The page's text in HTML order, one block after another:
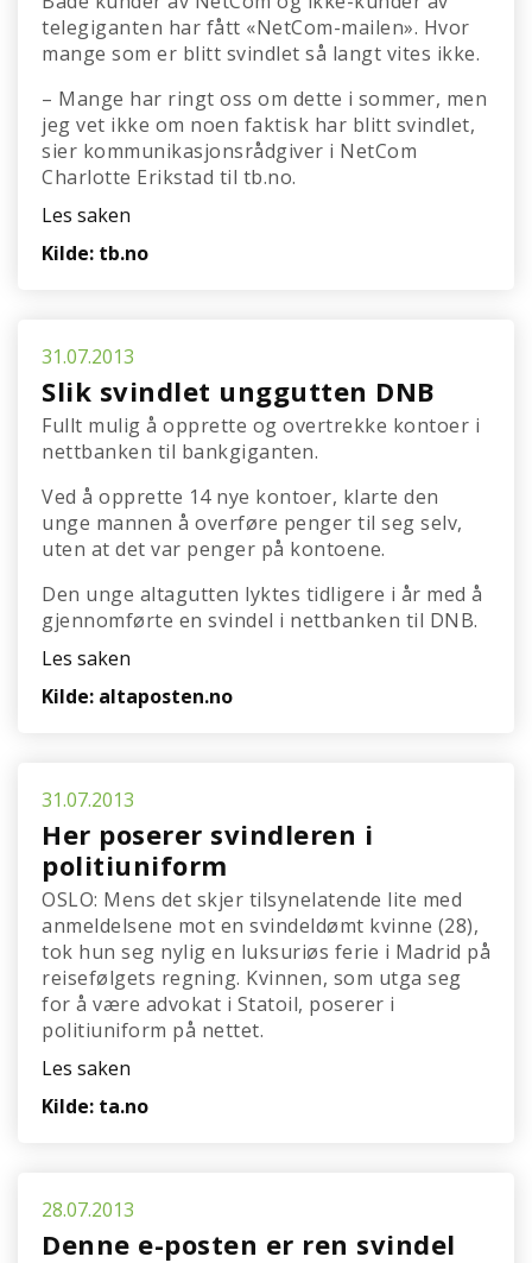
telegiganten har fått «NetCom-mailen». Hvor
mange som er blitt svindlet så langt vites ikke.
– Mange har ringt oss om dette i sommer, men
jeg vet ikke om noen faktisk har blitt svindlet,
sier kommunikasjonsrådgiver i NetCom
Charlotte Erikstad til tb.no.
Les saken
Kilde: tb.no
31.07.2013
Slik svindlet unggutten DNB
Fullt mulig å opprette og overtrekke kontoer i
nettbanken til bankgiganten.
Ved å opprette 14 nye kontoer, klarte den
unge mannen å overføre penger til seg selv,
uten at det var penger på kontoene.
Den unge altagutten lyktes tidligere i år med å
gjennomførte en svindel i nettbanken til DNB.
Les saken
Kilde: altaposten.no
31.07.2013
Her poserer svindleren i
politiuniform
OSLO: Mens det skjer tilsynelatende lite med
anmeldelsene mot en svindeldømt kvinne (28),
tok hun seg nylig en luksuriøs ferie i Madrid på
reisefølgets regning. Kvinnen, som utga seg
for å være advokat i Statoil, poserer i
politiuniform på nettet.
Les saken
Kilde: ta.no
28.07.2013
Denne e-posten er ren svindel